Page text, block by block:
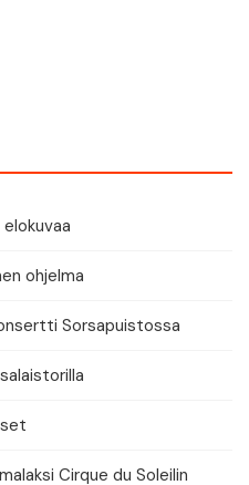
ohjelma
Sorsapuistossa
Cirque du Soleilin